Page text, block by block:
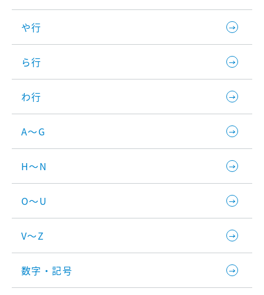
や行
ら行
わ行
A～G
H～N
O～U
V～Z
数字・記号